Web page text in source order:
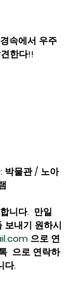
속에서 우주
한다!!
박물관 / 노아
니다.  만일
내기 원하시
으로 연
으로 연락하
다.